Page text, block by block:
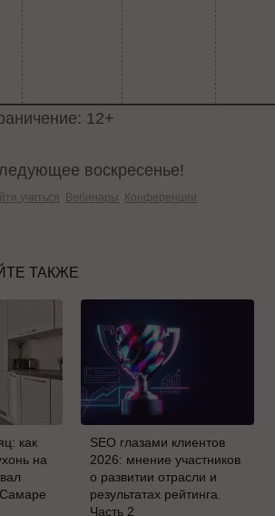
12+
воскресенье!
учиться Вебинары Конференции
ТАКЖЕ
как
на
SEO глазами клиентов
2026: мнение участников
о развитии отрасли и
результатах рейтинга.
Часть 2